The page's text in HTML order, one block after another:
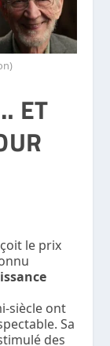
ET
le prix
siècle ont
Sa
des